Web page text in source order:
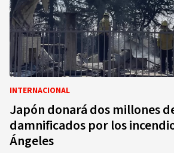
INTERNACIONAL
Japón donará dos millones
damnificados por los
Ángeles